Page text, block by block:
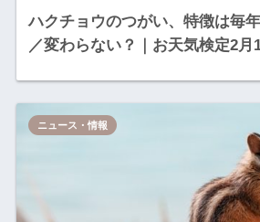
ハクチョウのつがい、特徴は毎
／変わらない？｜お天気検定2月
ニュース・情報